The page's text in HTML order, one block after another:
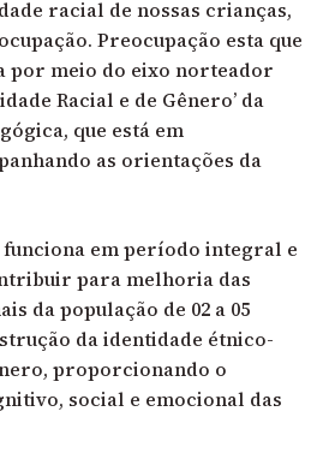
racial de nossas crianças,
Preocupação esta que
por meio do eixo norteador
Racial e de Gênero’ da
que está em
as orientações da
funciona em período integral e
para melhoria das
da população de 02 a 05
da identidade étnico-
proporcionando o
social e emocional das